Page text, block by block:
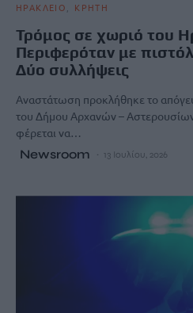
ΗΡΑΚΛΕΙΟ ΚΡΗΤΗ
Τρόμος σε χωριό του
Περιφερόταν με
Δύο συλλήψεις
Αναστάτωση προκλήθηκε το
του Δήμου Αρχανών –
φέρεται να…
Newsroom 13 Ιουλίου, 2026